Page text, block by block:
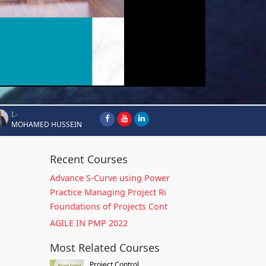
I.-
MOHAMED HUSSEIN
Recent Courses
Advance S-Curve using Power
Practice Managing Project Ri
Foundations of Projects Cont
AGILE IN PMP 2022
Most Related Courses